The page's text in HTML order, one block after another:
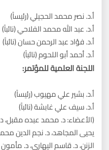
أ.د. نصر محمد الحجيلي (رئيساً)
أ.د. عبد الله محمد الفلاحي (نائباً)
أ.د. فؤاد عبد الرحمن حسان (نائباً)
أ.د. أحمد أبو اللحوم (نائباً)
اللجنة العلمية للمؤتمر:
أ.د. بشير علي مهيوب (رئيساً)
أ.د. سيف علي غابشة (نائباً)
(الأعضاء: د. محمد عبده
يحيى المجاهد، د. نجم الدين
الزنن، د. قاسم اليهاري، د.